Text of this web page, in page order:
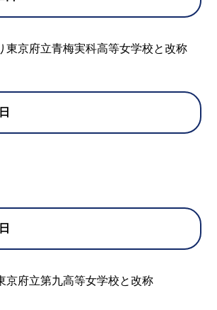
東京府立青梅実科高等女学校と改称
京府立第九高等女学校と改称